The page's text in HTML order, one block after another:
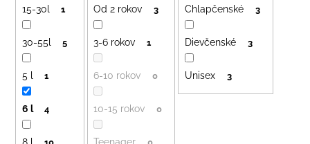
e
p
o
d
u
15-30l 1
30-55l 5
5 l 1
6 l 4
Chlapčenské 3
Dievčenské 3
Unisex 3
Od 2 rokov 3
3-6 rokov 1
6-10 rokov 0
10-15 rokov 0
m
DETSKÝ
LETNÝ